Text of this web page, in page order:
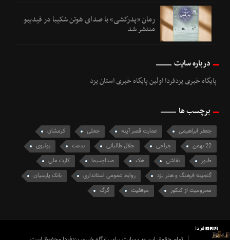
رمان «پدرکشی» با صدای هوتن شکیبا در فیدیبو
منتشر شد
درباره سایت
پایگاه خبری یزدفردا اولین پایگاه خبری استان یزد
برچسب ها
جعفر ابراهیمی عمارت قصر آینه جعلی
کرمشان
22 بهمن
جراحی‌ جلال طالبانی بدعت
بولیوی
طیور
نقاشی هک صداوسیما
کارت ملی
گنجینه فرهنگ و هنر یزد
روابط عمومی استانداری
بانک پارسیان
محرومیت از کنکور
موفقیت گرگ